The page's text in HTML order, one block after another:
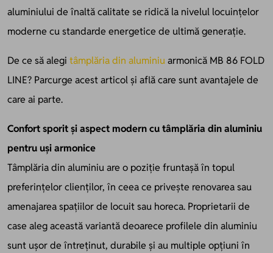
aluminiului de înaltă calitate se ridică la nivelul locuințelor
moderne cu standarde energetice de ultimă generație.
De ce să alegi tâmplăria din aluminiuarmonică MB 86 FOLD
LINE? Parcurge acest articol și află care sunt avantajele de
care ai parte.
Confort sporit și aspect modern cu tâmplăria din aluminiu
pentru uși armonice
Tâmplăria din aluminiu are o poziție fruntașă în topul
preferințelor clienților, în ceea ce privește renovarea sau
amenajarea spațiilor de locuit sau horeca. Proprietarii de
case aleg această variantă deoarece profilele din aluminiu
sunt ușor de întreținut, durabile și au multiple opțiuni în